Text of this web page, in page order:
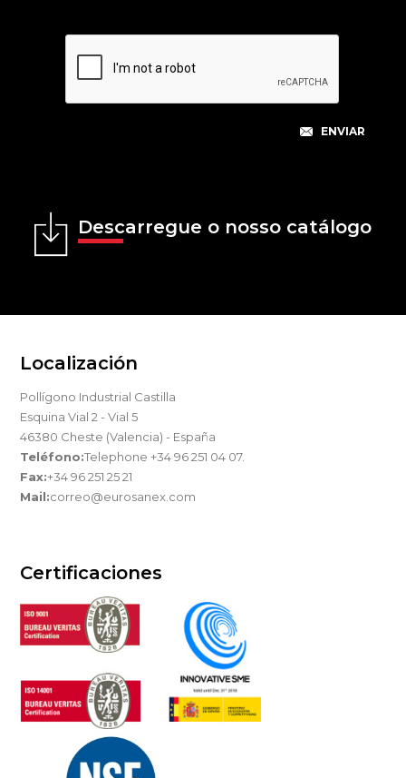
Descarregue o nosso catálogo
Localización
Pollígono Industrial Castilla
Esquina Vial 2 - Vial 5
46380 Cheste (Valencia) - España
Teléfono:Telephone +34 96 251 04 07.
Fax:+34 96 251 25 21
Mail:correo@eurosanex.com
Certificaciones